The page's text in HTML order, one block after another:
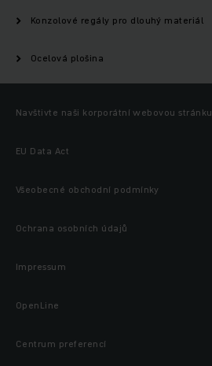
Konzolové regály pro dlouhý materiál
Ocelová plošina
Navštivte naši korporátní webovou stránku
EU Data Act
Všeobecné obchodní podmínky
Ochrana osobních údajů
Impressum
OpenLine
Centrum preferencí